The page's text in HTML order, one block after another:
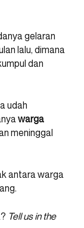
gelaran
lalu, dimana
dan
udah
warga
meninggal
antara warga
Tell us in the